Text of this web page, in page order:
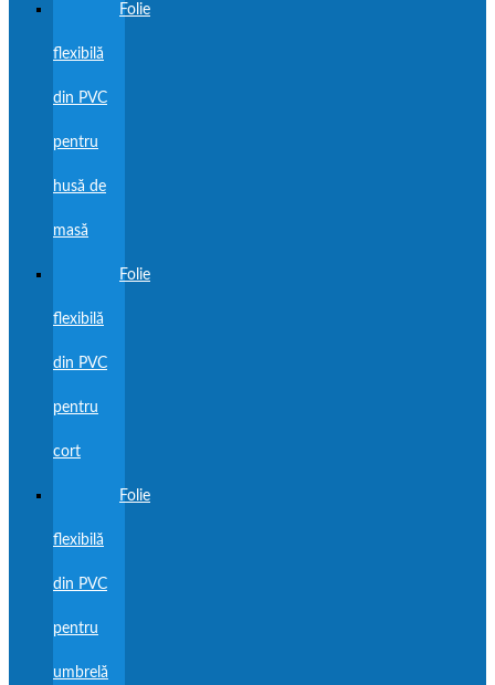
Folie
flexibilă
din PVC
pentru
husă de
masă
Folie
flexibilă
din PVC
pentru
cort
Folie
flexibilă
din PVC
pentru
umbrelă